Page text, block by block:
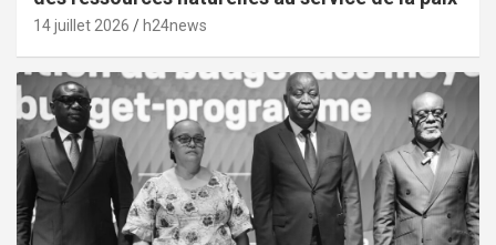
14 juillet 2026 h24news